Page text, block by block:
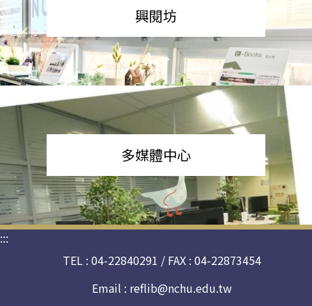
興閱坊
多媒體中心
:::
TEL : 04-22840291 / FAX : 04-22873454
Email : reflib@nchu.edu.tw